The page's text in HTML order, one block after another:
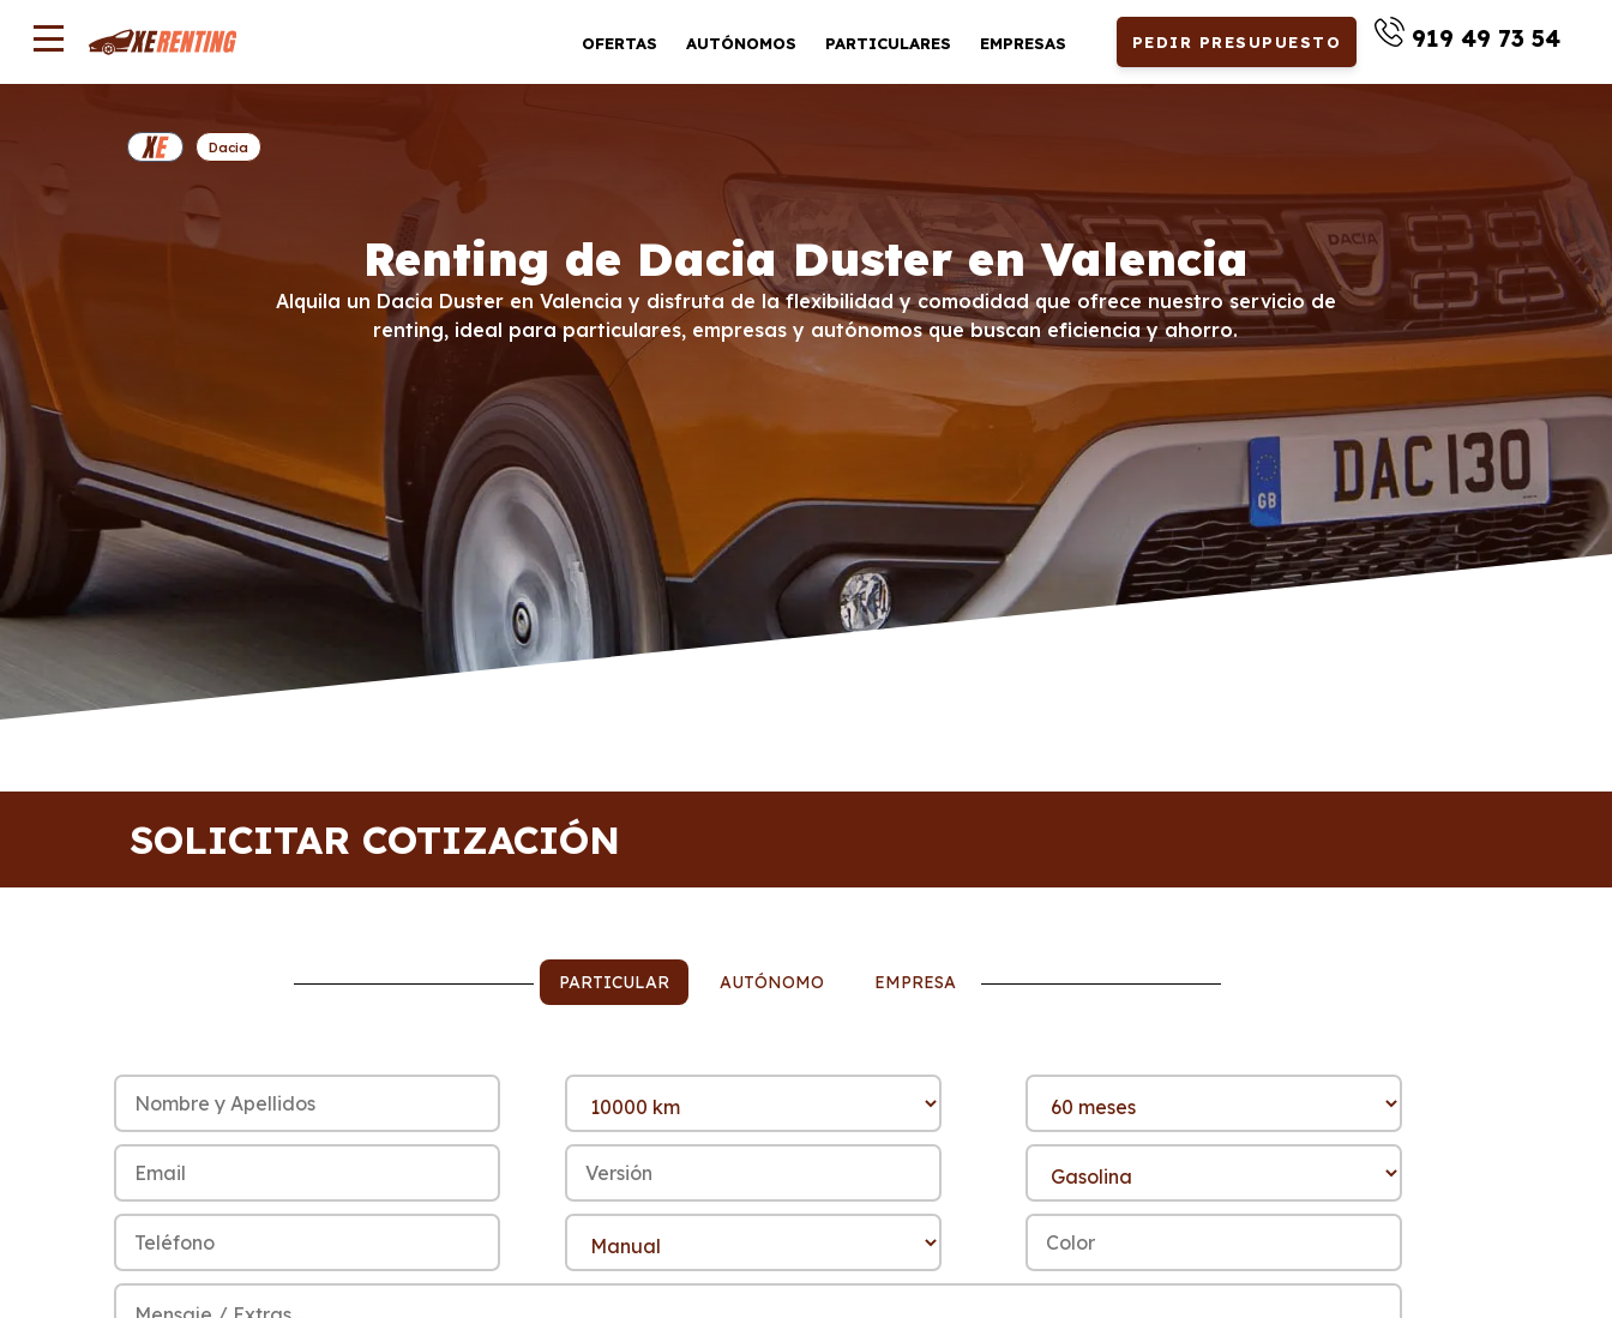
OFERTAS AUTÓNOMOS PARTICULARES EMPRESAS PEDIR PRESUPUESTO 919 49 73 54
Renting de Dacia Duster en Valencia
Alquila un Dacia Duster en Valencia y disfruta de la flexibilidad y comodidad que ofrece nuestro servicio de
renting, ideal para particulares, empresas y autónomos que buscan eficiencia y ahorro.
Dacia
SOLICITAR COTIZACIÓN
PARTICULAR AUTÓNOMO EMPRESA